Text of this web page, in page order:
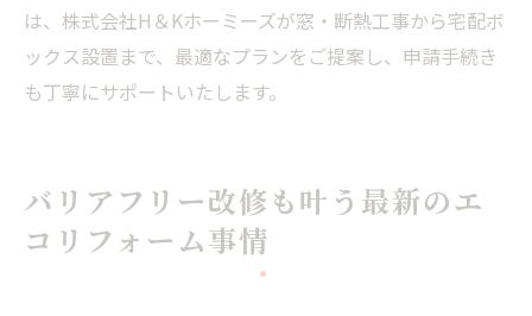
は、株式会社H＆Kホーミーズが窓・断熱工事から宅配ボ
ックス設置まで、最適なプランをご提案し、申請手続き
も丁寧にサポートいたします。
バリアフリー改修も叶う最新のエ
コリフォーム事情